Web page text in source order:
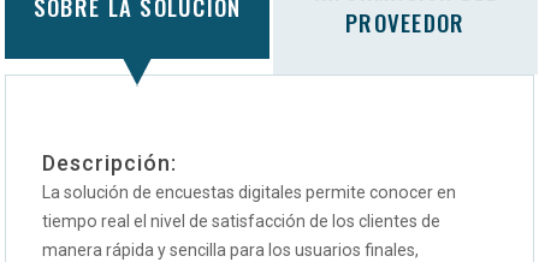
SOBRE LA SOLUCIÓN
PROVEEDOR
Descripción:
La solución de encuestas digitales permite conocer en
tiempo real el nivel de satisfacción de los clientes de
manera rápida y sencilla para los usuarios finales,